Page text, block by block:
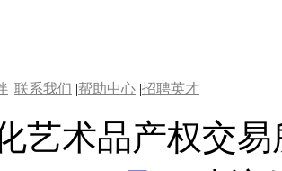
|联系我们 |帮助中心 |招聘英才
艺术品产权交